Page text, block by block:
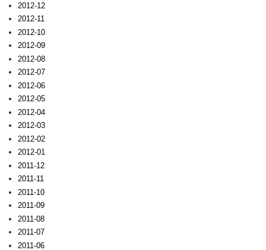
2012-12
2012-11
2012-10
2012-09
2012-08
2012-07
2012-06
2012-05
2012-04
2012-03
2012-02
2012-01
2011-12
2011-11
2011-10
2011-09
2011-08
2011-07
2011-06